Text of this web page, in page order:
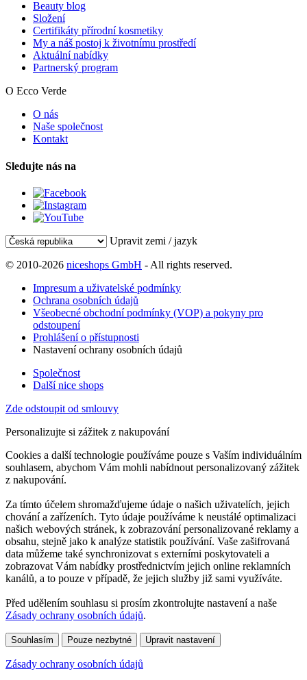
Beauty blog
Složení
Certifikáty přírodní kosmetiky
My a náš postoj k životnímu prostředí
Aktuální nabídky
Partnerský program
O Ecco Verde
O nás
Naše společnost
Kontakt
Sledujte nás na
Upravit zemi / jazyk
© 2010-2026 niceshops GmbH - All rights reserved.
Impresum a uživatelské podmínky
Ochrana osobních údajů
Všeobecné obchodní podmínky (VOP) a pokyny pro
odstoupení
Prohlášení o přístupnosti
Nastavení ochrany osobních údajů
Společnost
Další nice shops
Zde odstoupit od smlouvy
Personalizujte si zážitek z nakupování
Cookies a další technologie používáme pouze s Vaším individuálním
souhlasem, abychom Vám mohli nabídnout personalizovaný zážitek
z nakupování.
Za tímto účelem shromažďujeme údaje o našich uživatelích, jejich
chování a zařízeních. Tyto údaje používáme k neustálé optimalizaci
našich webových stránek, k zobrazování personalizované reklamy a
obsahu, stejně jako k analýze statistik používání. Vaše zašifrovaná
data můžeme také synchronizovat s externími poskytovateli a
zobrazovat Vám nabídky prostřednictvím jejich online reklamních
kanálů, a to pouze v případě, že jejich služby již sami využíváte.
Před udělením souhlasu si prosím zkontrolujte nastavení a naše
Zásady ochrany osobních údajů.
Souhlasím Pouze nezbytné Upravit nastavení
Zásady ochrany osobních údajů